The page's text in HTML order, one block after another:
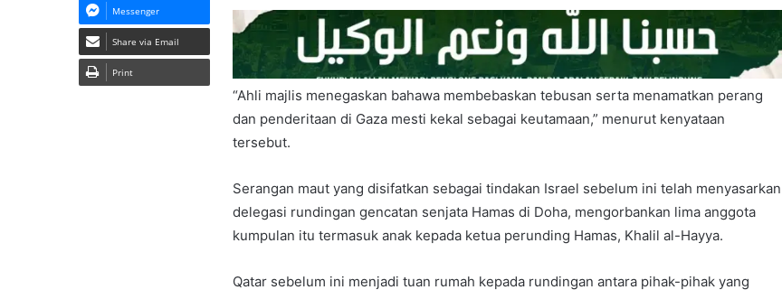
“Ahli majlis menegaskan bahawa membebaskan tebusan serta menamatkan perang
dan penderitaan di Gaza mesti kekal sebagai keutamaan,” menurut kenyataan
tersebut.
Serangan maut yang disifatkan sebagai tindakan Israel sebelum ini telah menyasarkan
delegasi rundingan gencatan senjata Hamas di Doha, mengorbankan lima anggota
kumpulan itu termasuk anak kepada ketua perunding Hamas, Khalil al-Hayya.
Qatar sebelum ini menjadi tuan rumah kepada rundingan antara pihak-pihak yang
Messenger
Share via Email
Print